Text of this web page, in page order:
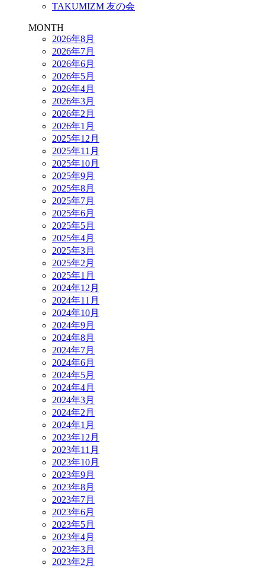
TAKUMIZM 友の会
MONTH
2026年8月
2026年7月
2026年6月
2026年5月
2026年4月
2026年3月
2026年2月
2026年1月
2025年12月
2025年11月
2025年10月
2025年9月
2025年8月
2025年7月
2025年6月
2025年5月
2025年4月
2025年3月
2025年2月
2025年1月
2024年12月
2024年11月
2024年10月
2024年9月
2024年8月
2024年7月
2024年6月
2024年5月
2024年4月
2024年3月
2024年2月
2024年1月
2023年12月
2023年11月
2023年10月
2023年9月
2023年8月
2023年7月
2023年6月
2023年5月
2023年4月
2023年3月
2023年2月